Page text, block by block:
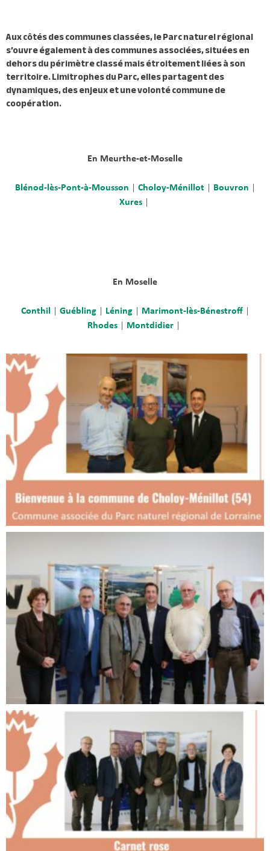
Aux côtés des communes classées, le Parc naturel régional
s’ouvre également à descommunes associées, situées en
dehors du périmètre classé mais étroitement liées à son
territoire. Limitrophes du Parc, elles partagent des
dynamiques, des enjeux et une volonté commune de
coopération.
En Meurthe-et-Moselle
Blénod-lès-Pont-à-Mousson Choloy-Ménillot Bouvron
Xures|
En Moselle
Conthil Guébling| Léning| Marimont-lès-Bénestroff|
Rhodes
Montdidier